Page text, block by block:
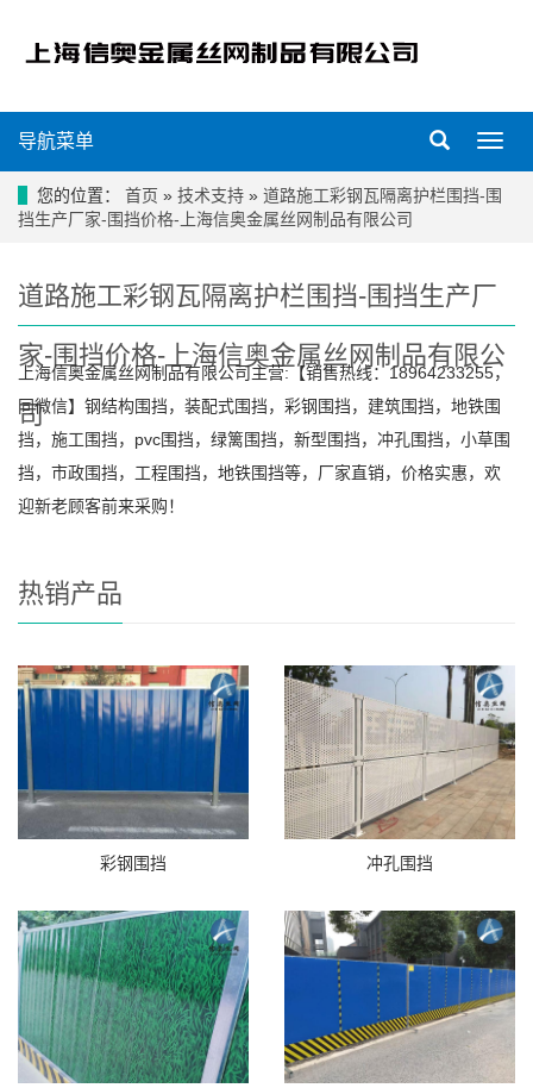
导
菜
导航菜单
您的位置： 首页 » 技术支持 » 道路施工彩钢瓦隔离护栏围挡-围
挡生产厂家-围挡价格-上海信奥金属丝网制品有限公司
道路施工彩钢瓦隔离护栏围挡-围挡生产厂
家-围挡价格-上海信奥金属丝网制品有限公
司
上海信奥金属丝网制品有限公司主营:【销售热线：18964233255，
同微信】钢结构围挡，装配式围挡，彩钢围挡，建筑围挡，地铁围
挡，施工围挡，pvc围挡，绿篱围挡，新型围挡，冲孔围挡，小草围
挡，市政围挡，工程围挡，地铁围挡等，厂家直销，价格实惠，欢
迎新老顾客前来采购！
热销产品
彩钢围挡 冲孔围挡